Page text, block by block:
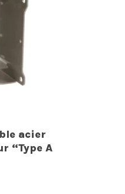
acier
“Type A